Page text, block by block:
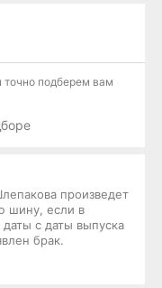
точно подберем вам
произведет
шину, если в
с даты выпуска
брак.